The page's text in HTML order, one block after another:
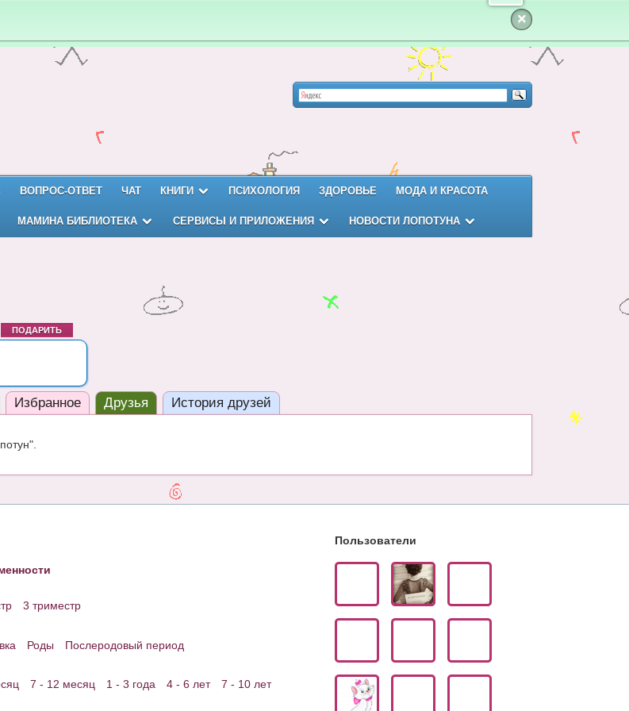
×
ВОПРОС-ОТВЕТ ЧАТ КНИГИ ПСИХОЛОГИЯ ЗДОРОВЬЕ МОДА И КРАСОТА
МАМИНА БИБЛИОТЕКА СЕРВИСЫ И ПРИЛОЖЕНИЯ НОВОСТИ ЛОПОТУНА
ПОДАРИТЬ
Избранное Друзья История друзей
3 триместр
Роды
Послеродовый период
7 - 12 месяц 1 - 3 года 4 - 6 лет
7 - 10 лет
Пользователи